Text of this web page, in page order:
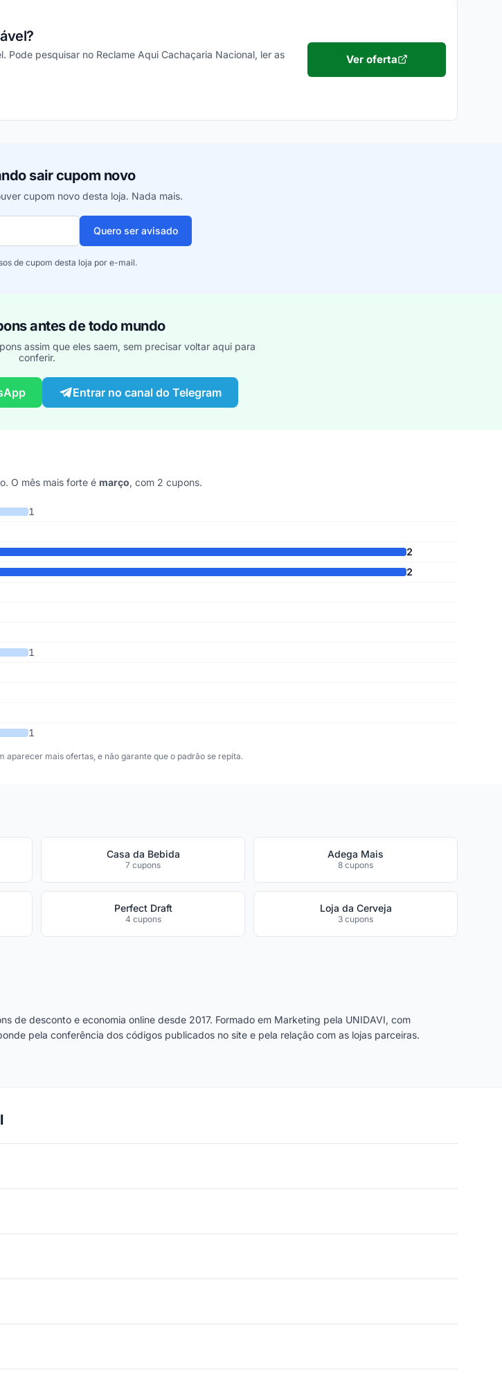
pesquisar no Reclame Aqui Cachaçaria Nacional, ler as
Ver oferta
sair cupom novo
cupom novo desta loja. Nada mais.
Quero ser avisado
de cupom desta loja por e-mail.
antes de todo mundo
assim que eles saem, sem precisar voltar aqui para
conferir.
Entrar no canal do Telegram
O mês mais forte é março, com 2 cupons.
1
2
2
1
1
mais ofertas, e não garante que o padrão se repita.
Casa da Bebida
7 cupons
Adega Mais
8 cupons
Perfect Draft
4 cupons
Loja da Cerveja
3 cupons
de desconto e economia online desde 2017. Formado em Marketing pela UNIDAVI, com
pela conferência dos códigos publicados no site e pela relação com as lojas parceiras.